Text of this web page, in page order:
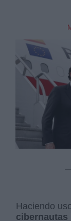
Haciendo
cibernautas